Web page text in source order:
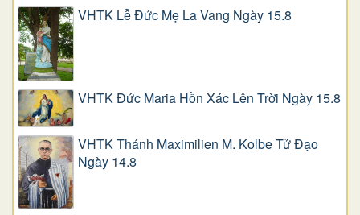
VHTK Lễ Đức Mẹ La Vang Ngày 15.8
VHTK Đức Maria Hồn Xác Lên Trời Ngày 15.8
VHTK Thánh Maximilien M. Kolbe Tử Đạo
Ngày 14.8